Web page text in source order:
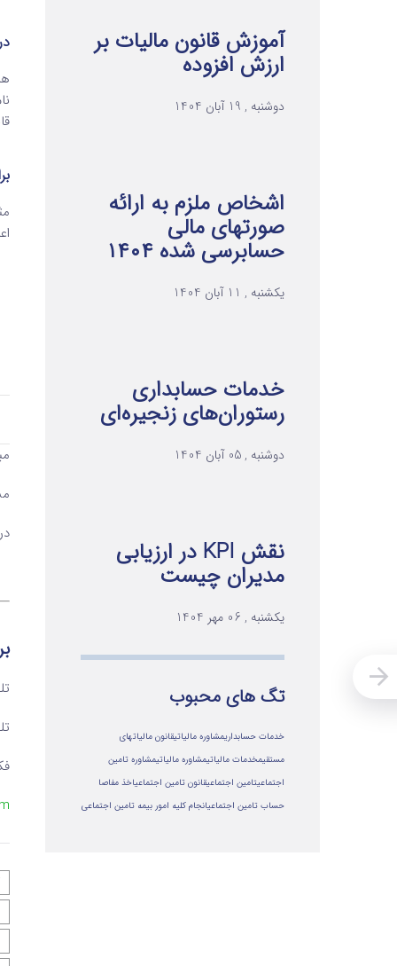
تلفن
تلفن
آموزش قانون مالیات بر
ارزش افزوده
دوشنبه , 19 آبان 1404
اشخاص ملزم به ارائه
صورتهای مالی
حسابرسی شده ۱۴۰۴
یکشنبه , 11 آبان 1404
خدمات حسابداری
رستوران‌های زنجیره‌ای
دوشنبه , 05 آبان 1404
نقش KPI در ارزیابی
مدیران چیست
یکشنبه , 06 مهر 1404
تگ های محبوب
خدمات حسابداریمشاوره مالیاتیقانون مالیاتهای
مستقیمخدمات مالیاتیمشاوره مالياتيمشاوره تامین
اجتماعیتامین اجتماعیقانون تامین اجتماعیاخذ مفاصا
حساب تامین اجتماعیانجام کلیه امور بیمه تامین اجتماعی